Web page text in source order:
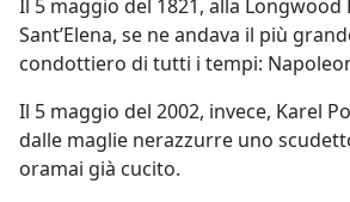
Il 5 maggio del 1821, alla Longwood
Sant’Elena, se ne andava il più
condottiero di tutti i tempi:
Il 5 maggio del 2002, invece, Karel
dalle maglie nerazzurre uno
oramai già cucito.